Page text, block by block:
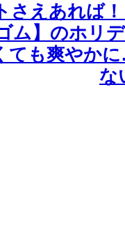
ン
ト
♡”セ
ン
さえあれば
ム】のホリ
ても爽やか
な